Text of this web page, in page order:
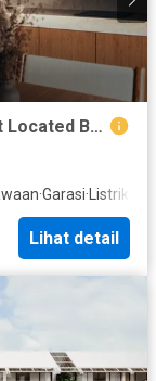
Stylish and Fully Furnished Apartment Located Between Canggu and Ubud
·Garasi· Listrik
Lihat detail